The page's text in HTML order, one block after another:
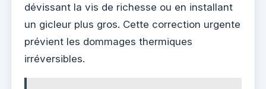
dévissant la vis de richesse ou en installant
un gicleur plus gros. Cette correction urgente
prévient les dommages thermiques
irréversibles.